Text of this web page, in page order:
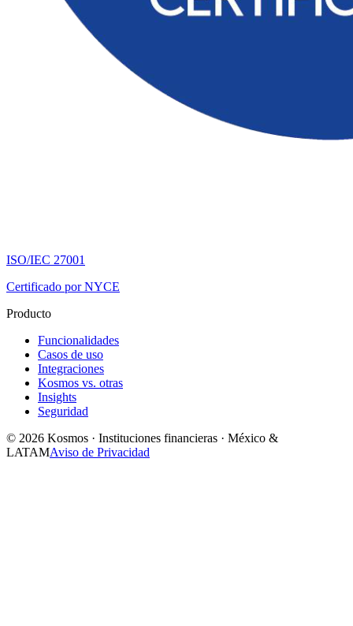
ISO/IEC 27001
Certificado por NYCE
Producto
Funcionalidades
Casos de uso
Integraciones
Kosmos vs. otras
Insights
Seguridad
© 2026 Kosmos · Instituciones financieras · México &
LATAMAviso de Privacidad